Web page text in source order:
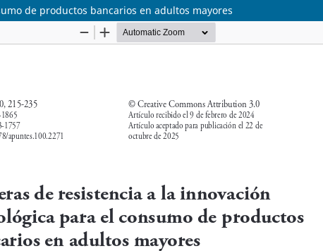
de productos bancarios en adultos mayores